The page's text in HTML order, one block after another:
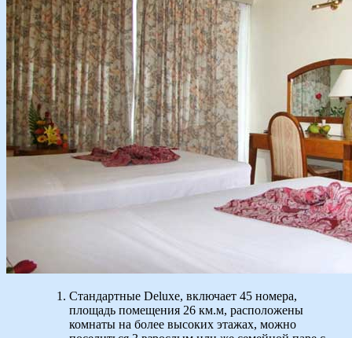
Стандартные Deluxe, включает 45 номера,
площадь помещения 26 км.м, расположены
комнаты на более высоких этажах, можно